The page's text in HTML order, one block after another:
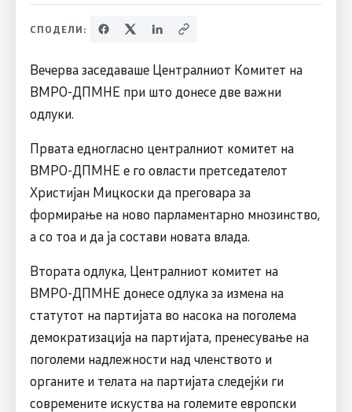
СПОДЕЛИ:
Вечерва заседаваше Централниот Комитет на
ВМРО-ДПМНЕ при што донесе две важни
одлуки.
Првата едногласно централниот комитет на
ВМРО-ДПМНЕ е го овласти претседателот
Христијан Мицкоски да преговара за
формирање на ново парламентарно мнозинство,
а со тоа и да ја состави новата влада.
Втората одлука, Централниот комитет на
ВМРО-ДПМНЕ донесе одлука за измена на
статутот на партијата во насока на поголема
демократизација на партијата, пренесување на
поголеми надлежности над членството и
органите и телата на партијата следејќи ги
современите искуства на големите европски